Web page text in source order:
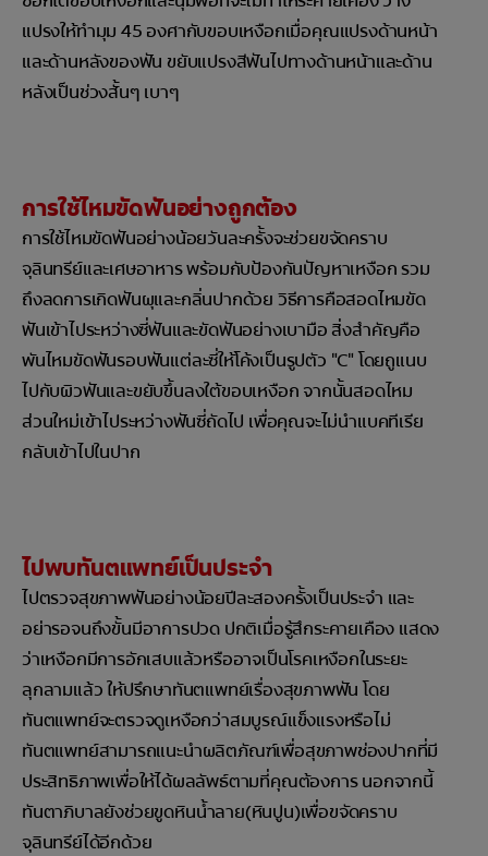
แปรงให้ทำมุม 45 องศากับขอบเหงือกเมื่อคุณแปรงด้านหน้า
และด้านหลังของฟัน ขยับแปรงสีฟันไปทางด้านหน้าและด้าน
หลังเป็นช่วงสั้นๆ เบาๆ
การใช้ไหมขัดฟันอย่างถูกต้อง
การใช้ไหมขัดฟันอย่างน้อยวันละครั้งจะช่วยขจัดคราบ
จุลินทรีย์และเศษอาหาร พร้อมกับป้องกันปัญหาเหงือก รวม
ถึงลดการเกิดฟันผุและกลิ่นปากด้วย วิธีการคือสอดไหมขัด
ฟันเข้าไประหว่างซี่ฟันและขัดฟันอย่างเบามือ สิ่งสำคัญคือ
พันไหมขัดฟันรอบฟันแต่ละซี่ให้โค้งเป็นรูปตัว "C" โดยถูแนบ
ไปกับผิวฟันและขยับขึ้นลงใต้ขอบเหงือก จากนั้นสอดไหม
ส่วนใหม่เข้าไประหว่างฟันซี่ถัดไป เพื่อคุณจะไม่นำแบคทีเรีย
กลับเข้าไปในปาก
ไปพบทันตแพทย์เป็นประจำ
ไปตรวจสุขภาพฟันอย่างน้อยปีละสองครั้งเป็นประจำ และ
อย่ารอจนถึงขั้นมีอาการปวด ปกติเมื่อรู้สึกระคายเคือง แสดง
ว่าเหงือกมีการอักเสบแล้วหรืออาจเป็นโรคเหงือกในระยะ
ลุกลามแล้ว ให้ปรึกษาทันตแพทย์เรื่องสุขภาพฟัน โดย
ทันตแพทย์จะตรวจดูเหงือกว่าสมบูรณ์แข็งแรงหรือไม่
ทันตแพทย์สามารถแนะนำผลิตภัณฑ์เพื่อสุขภาพช่องปากที่มี
ประสิทธิภาพเพื่อให้ได้ผลลัพธ์ตามที่คุณต้องการ นอกจากนี้
ทันตาภิบาลยังช่วยขูดหินน้ำลาย(หินปูน)เพื่อขจัดคราบ
จุลินทรีย์ได้อีกด้วย